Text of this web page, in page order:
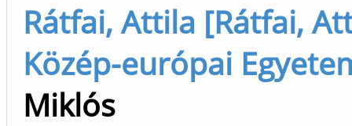
Rátfai, Attila [Rátfai,
Közép-európai
Miklós